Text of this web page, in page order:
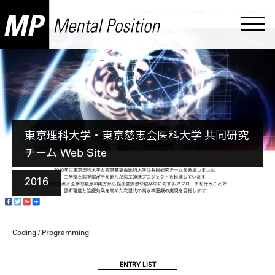
東京理科大学・東京慈恵会医科大学 共同研究
チーム Web Site
2016
Coding / Programming
ENTRY LIST